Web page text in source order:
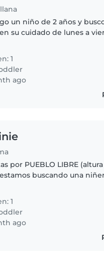
un niño de 2 años y
su cuidado de lunes a
1
ago
por PUEBLO LIBRE
buscando una
1
ago